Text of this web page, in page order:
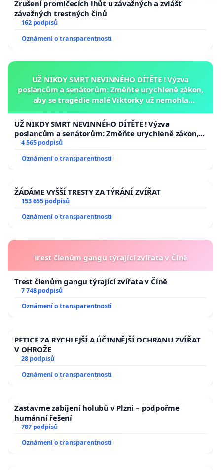
ministerstva týkající se Pražských stavebních předpisů nás
naplňují nadějí, že ještě lze do stavební činnosti v Praze vnést
pořádek. Domníváme se, že tímto Vaším přístupem zastáváte
veřejný zájem a podporujete statisíce občanů, kterým záleží na
developerů.
Pražské stavební předpisy žádáme zrušit a nové nevytvářet.
Jsme připraveni se účastnit na tvorbě všech předpisů, které
ovlivňují výstavbu v Praze
a seznámit Vás s našimi mnohaletými poznatky.
JUDr. Ing. Petr Kučera, Ing.
Jiří Štyler
starosta MČ Praha 11
pro Prahu 11,
spolupracující o.s. Prahy 11
přihlašuji se k obsahu otevřeného dopisu „Nechceme
Občanské sdružení Bellušova ulice
Motolský ordovik, z.s.,
Zrušení promlčecích lhůt u závažných a zvlášť
závažných trestných činů
162 podpisů
Oznámení o transparentnosti
UŽ NIKDY SMRT NEVINNÉHO DÍTĚTE ! Výzva
poslancům a senátorům: Změňte urychleně zákon,
aby se tragédie malé Viktorky už nemohla
UŽ NIKDY SMRT NEVINNÉHO DÍTĚTE ! Výzva
poslancům a senátorům: Změňte urychleně zákon,
aby se tragédie malé Viktorky už nemohla opakovat!
4 565 podpisů
Oznámení o transparentnosti
ŽÁDÁME VYŠŠÍ TRESTY ZA TÝRÁNÍ ZVÍŘAT
153 655 podpisů
Oznámení o transparentnosti
Trest členům gangu týrající zvířata v Číně
Trest členům gangu týrající zvířata v Číně
7 748 podpisů
Oznámení o transparentnosti
PETICE ZA RYCHLEJŠÍ A ÚČINNĚJŠÍ OCHRANU ZVÍŘAT
V OHROŽE
28 podpisů
Oznámení o transparentnosti
Zastavme zabíjení holubů v Plzni – podpořme
humánní řešení
787 podpisů
Oznámení o transparentnosti